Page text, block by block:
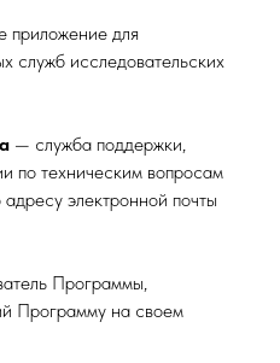
приложение для
служб исследовательских
— служба поддержки,
по техническим вопросам
электронной почты
Программы,
Программу на своем